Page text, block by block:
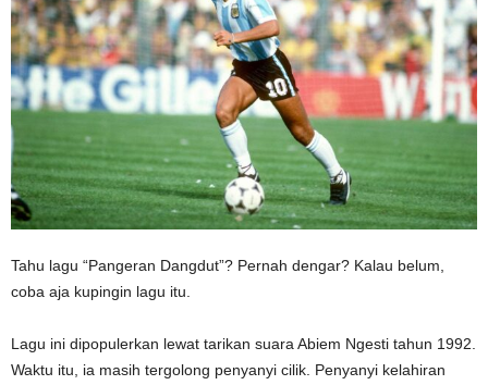
Tahu lagu “Pangeran Dangdut”? Pernah dengar? Kalau belum,
coba aja kupingin lagu itu.
Lagu ini dipopulerkan lewat tarikan suara Abiem Ngesti tahun 1992.
Waktu itu, ia masih tergolong penyanyi cilik. Penyanyi kelahiran